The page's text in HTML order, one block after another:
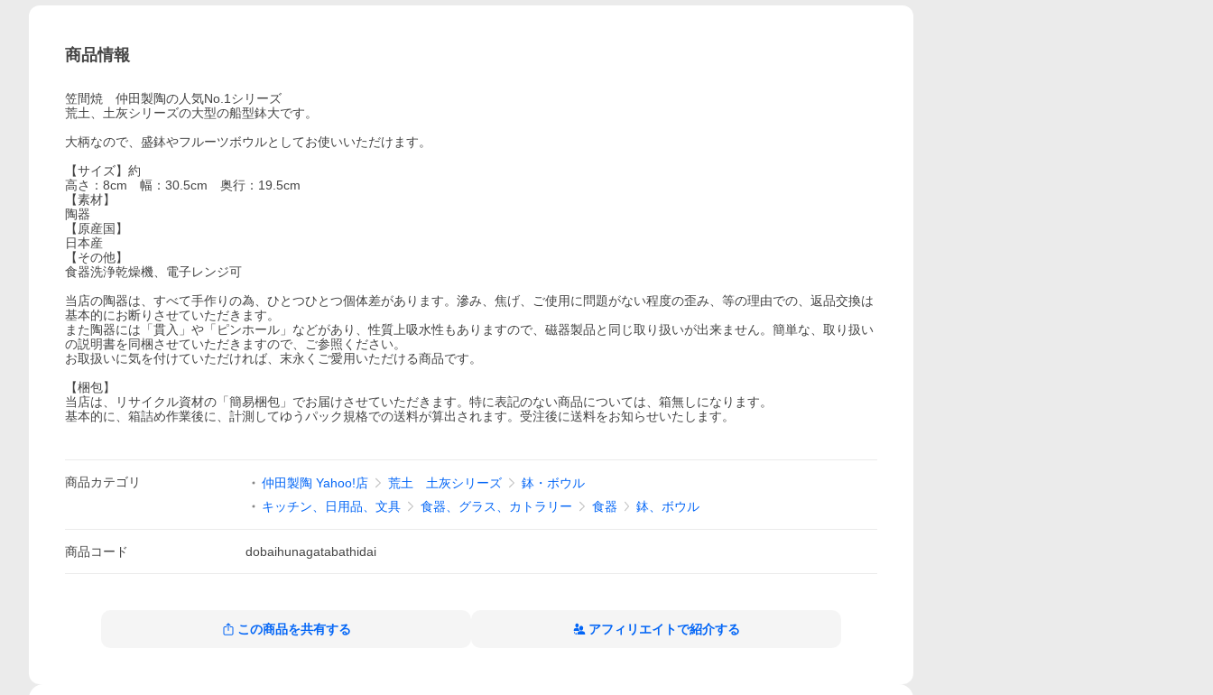
商品情報
笠間焼 仲田製陶の人気No.1シリーズ
荒土、土灰シリーズの大型の船型鉢大です。
大柄なので、盛鉢やフルーツボウルとしてお使いいただけます。
【サイズ】約
高さ：8cm 幅：30.5cm 奥行：19.5cm
【素材】
陶器
【原産国】
日本産
【その他】
食器洗浄乾燥機、電子レンジ可
当店の陶器は、すべて手作りの為、ひとつひとつ個体差があります。滲み、焦げ、ご使用に問題がない程度の歪み、等の理由での、返品交換は
基本的にお断りさせていただきます。
また陶器には「貫入」や「ピンホール」などがあり、性質上吸水性もありますので、磁器製品と同じ取り扱いが出来ません。簡単な、取り扱い
の説明書を同梱させていただきますので、ご参照ください。
お取扱いに気を付けていただければ、末永くご愛用いただける商品です。
【梱包】
当店は、リサイクル資材の「簡易梱包」でお届けさせていただきます。特に表記のない商品については、箱無しになります。
基本的に、箱詰め作業後に、計測してゆうパック規格での送料が算出されます。受注後に送料をお知らせいたします。
商品カテゴリ 仲田製陶 Yahoo!店 荒土 土灰シリーズ
鉢・ボウル
キッチン、日用品、文具
食器、グラス、カトラリー 食器 鉢、ボウル
商品コード dobaihunagatabathidai
この商品を共有する アフィリエイトで紹介する